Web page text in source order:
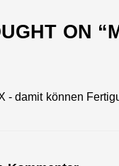
ON “
- damit können